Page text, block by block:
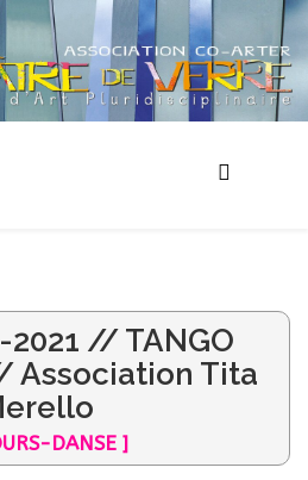
2021 // TANGO
Association Tita
DANSE ]